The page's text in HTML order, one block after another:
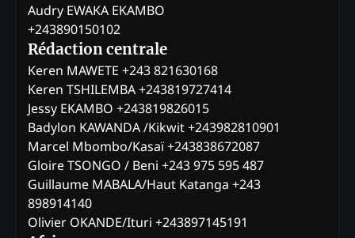
Audry EWAKA EKAMBO
+243890150102
Rédaction centrale
Keren MAWETE +243 821630168
Keren TSHILEMBA +243819727414
Jessy EKAMBO +243819826015
Badylon KAWANDA /Kikwit +243982810901
Marcel Mbombo/Kasaï +243838672087
Gloire TSONGO / Beni +243 975 595 487
Guillaume MABALA/Haut Katanga +243
898914140
Olivier OKANDE/Ituri +243897145191